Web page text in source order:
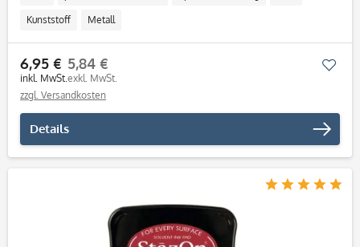
Kunststoff Metall
6,95 €
inkl. MwSt.
5,84 €
exkl. MwSt.
zzgl. Versandkosten
Details